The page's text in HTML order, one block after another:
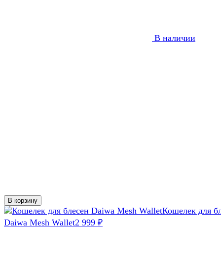
В наличии
В корзину
Кошелек для
Daiwa Mesh Wallet2 999 ₽